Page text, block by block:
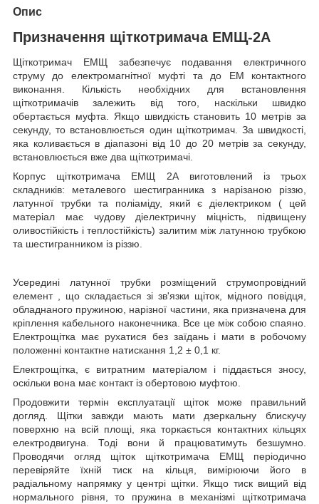
Опис
Призначення щіткотримача ЕМЩ-2А
Щіткотримач ЕМЩ забезпечує подавання електричного
струму до електромагнітної муфті та до ЕМ контактного
виконання. Кількість необхідних для встановлення
щіткотримачів залежить від того, наскільки швидко
обертається муфта. Якщо швидкість становить 10 метрів за
секунду, то встановлюється один щіткотримач. За швидкості,
яка коливається в діапазоні від 10 до 20 метрів за секунду,
встановлюється вже два щіткотримачі.
Корпус щіткотримача ЕМЩ 2А виготовлений із трьох
складників: металевого шестигранника з нарізаною різзю,
латунної трубки та поліаміду, який є діелектриком ( цей
матеріал має чудову діелектричну міцність, підвищену
оливостійкість і теплостійкість) залитим між латунною трубкою
та шестигранником із різзю.
Усередині латунної трубки розміщений струмопровідний
елемент , що складається зі зв'язки щіток, мідного повідця,
обладнаного пружиною, нарізної частини, яка призначена для
кріплення кабельного наконечника. Все це між собою спаяно.
Електрощітка має рухатися без заїдань і мати в робочому
положенні контактне натискання 1,2 ± 0,1 кг.
Електрощітка, є витратним матеріалом і піддається зносу,
оскільки вона має контакт із обертовою муфтою.
Продовжити термін експлуатації щіток може правильний
догляд. Щітки завжди мають мати дзеркальну блискучу
поверхню на всій площі, яка торкається контактних кільцях
електродвигуна. Тоді вони й працюватимуть безшумно.
Проводячи огляд щіток щіткотримача ЕМЩ періодично
перевіряйте їхній тиск на кільця, вимірюючи його в
радіальному напрямку у центрі щітки. Якщо тиск вищий від
нормального рівня, то пружина в механізмі щіткотримача